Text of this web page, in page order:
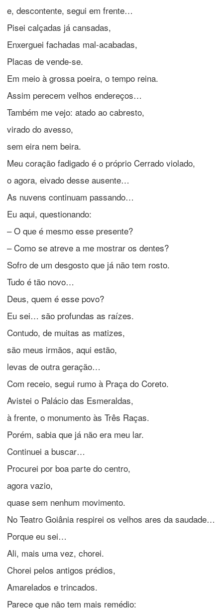
e, descontente, segui em frente…
Pisei calçadas já cansadas,
Enxerguei fachadas mal-acabadas,
Placas de vende-se.
Em meio à grossa poeira, o tempo reina.
Assim perecem velhos endereços…
Também me vejo: atado ao cabresto,
virado do avesso,
sem eira nem beira.
Meu coração fadigado é o próprio Cerrado violado,
o agora, eivado desse ausente…
As nuvens continuam passando…
Eu aqui, questionando:
– O que é mesmo esse presente?
– Como se atreve a me mostrar os dentes?
Sofro de um desgosto que já não tem rosto.
Tudo é tão novo…
Deus, quem é esse povo?
Eu sei… são profundas as raízes.
Contudo, de muitas as matizes,
são meus irmãos, aqui estão,
levas de outra geração…
Com receio, segui rumo à Praça do Coreto.
Avistei o Palácio das Esmeraldas,
à frente, o monumento às Três Raças.
Porém, sabia que já não era meu lar.
Continuei a buscar…
Procurei por boa parte do centro,
agora vazio,
quase sem nenhum movimento.
No Teatro Goiânia respirei os velhos ares da saudade…
Porque eu sei…
Ali, mais uma vez, chorei.
Chorei pelos antigos prédios,
Amarelados e trincados.
Parece que não tem mais remédio: